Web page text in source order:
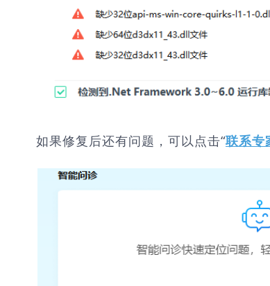
如果修复后还有问题，可以点击“联系专